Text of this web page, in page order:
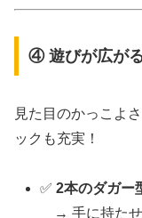
④ 遊びが広が
見た目のかっこよ
ックも充実！
✅2本のダガー
→ 手に持たせ